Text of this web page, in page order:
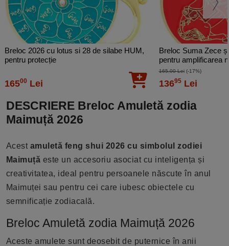
Breloc 2026 cu lotus si 28 de silabe HUM,
pentru protecție
16500 Lei
Breloc Suma Zece
pentru amplificarea
165,00 Lei(-17%)
13695Lei
DESCRIERE Breloc Amuletă zodia
Maimuță 2026
Acest amuletă feng shui 2026 cu simbolul zodiei
Maimuță este un accesoriu asociat cu inteligența și
creativitatea, ideal pentru persoanele născute în anul
Maimuței sau pentru cei care iubesc obiectele cu
semnificație zodiacală.
Breloc Amuletă zodia Maimuță 2026
Aceste amulete sunt deosebit de puternice în anii